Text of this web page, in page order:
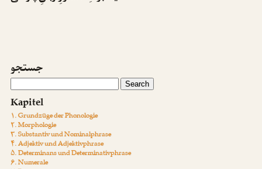
جستجو
Kapitel
۱. Grundzüge der Phonologie
۲. Morphologie
۳. Substantiv und Nominalphrase
۴. Adjektiv und Adjektivphrase
۵. Determinans und Determinativphrase
۶. Numerale